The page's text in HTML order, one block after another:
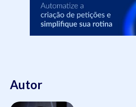
Autor